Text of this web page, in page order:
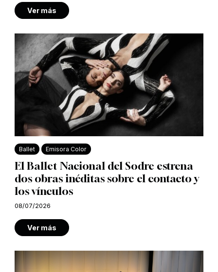
Ver más
Ballet Emisora Color
El Ballet Nacional del Sodre estrena
dos obras inéditas sobre el contacto y
los vínculos
08/07/2026
Ver más